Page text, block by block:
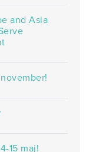
and Asia
15 maj!